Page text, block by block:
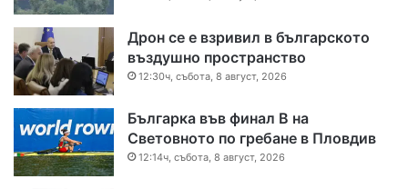
Дрон се е взривил в българското
въздушно пространство
12:30ч, събота, 8 август, 2026
Българка във финал B на
Световното по гребане в Пловдив
12:14ч, събота, 8 август, 2026